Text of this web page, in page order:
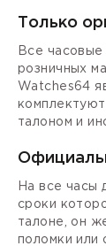
Только
Все
розничных
Watches64
талоном и
На все часы
сроки
талоне, он
поломки или